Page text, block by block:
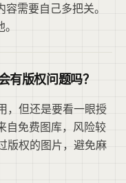
需要自己多把关。
有版权问题吗？
，但还是要看一眼授
自免费图库，风险较
版权的图片，避免麻